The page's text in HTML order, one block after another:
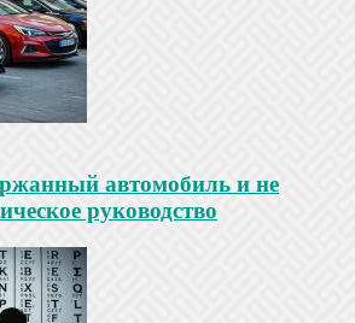
автомобиль и не
руководство